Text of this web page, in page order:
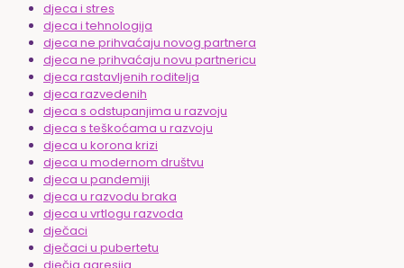
djeca i stres
djeca i tehnologija
djeca ne prihvaćaju novog partnera
djeca ne prihvaćaju novu partnericu
djeca rastavljenih roditelja
djeca razvedenih
djeca s odstupanjima u razvoju
djeca s teškoćama u razvoju
djeca u korona krizi
djeca u modernom društvu
djeca u pandemiji
djeca u razvodu braka
djeca u vrtlogu razvoda
dječaci
dječaci u pubertetu